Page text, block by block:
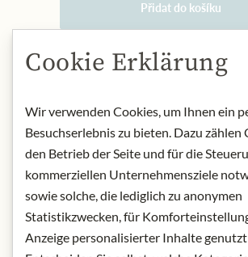
Přidat do košíku
NYNÍ SKLADEM
POPIS
The oenologist at Vega Sicilia
Mariano García from 1968-
today looks after the wines of
Aalto, Mauro and San Román
Cookie Erklärung
Wir verwenden Cookies, um Ihnen ein
Besuchserlebnis zu bieten. Dazu zählen
den Betrieb der Seite und für die
kommerziellen Unternehmensziele
sowie solche, die lediglich zu anonymen
Statistikzwecken, für
Anzeige personalisierter Inhalte